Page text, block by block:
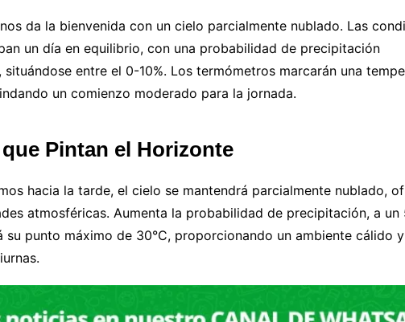
da la bienvenida con un cielo parcialmente nublado. Las
un día en equilibrio, con una probabilidad de precipitación
entre el 0-10%. Los termómetros marcarán una
un comienzo moderado para la jornada.
Pintan el Horizonte
hacia la tarde, el cielo se mantendrá parcialmente nublado,
atmosféricas. Aumenta la probabilidad de precipitación, a un
su punto máximo de 30°C, proporcionando un ambiente cálido